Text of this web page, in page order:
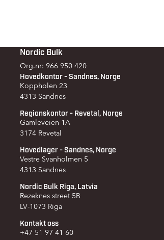
Nordic Bulk
Org.nr: 966 950 420
Hovedkontor - Sandnes, Norge
Koppholen 23
4313 Sandnes
Regionskontor - Revetal, Norge
Gamleveien 1A
3174 Revetal
Hovedlager - Sandnes, Norge
Vestre Svanholmen 5
4313 Sandnes
Nordic Bulk Riga, Latvia
Rezeknes street 5B
LV-1073 Riga
Kontakt oss
+47 51 97 41 60